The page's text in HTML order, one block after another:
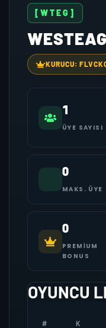
[WTEG]
KURUCU:
1
ÜYE SAYISI
0
MAKS. ÜYE
0
PREMIUM
BONUS
OYUNCU
# K